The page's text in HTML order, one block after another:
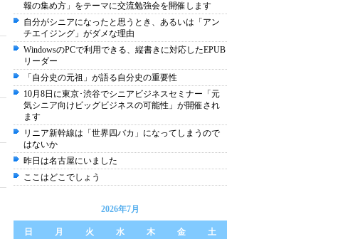
報の集め方」をテーマに交流勉強会を開催します
自分がシニアになったと思うとき、あるいは「アン
チエイジング」がダメな理由
WindowsのPCで利用できる、縦書きに対応したEPUB
リーダー
「自分史の元祖」が語る自分史の重要性
10月8日に東京･渋谷でシニアビジネスセミナー「元
気シニア向けビッグビジネスの可能性」が開催され
ます
リニア新幹線は「世界四バカ」になってしまうので
はないか
昨日は名古屋にいました
ここはどこでしょう
2026年7月
日 月 火 水 木 金 土